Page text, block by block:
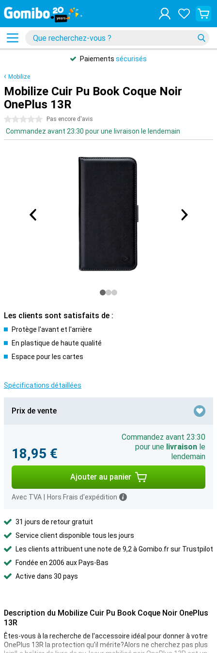
Paiements sécurisés
Mobilize
Mobilize Cuir Pu Book Coque Noir
OnePlus 13R
0 étoiles Pas encore d'avis
Commandez avant 23:30 pour une livraison le lendemain
Les clients sont satisfaits de :
Protège l'avant et l'arrière
En plastique de haute qualité
Espace pour les cartes
Spécifications détaillées
Prix de vente
18,95 €
Commandez avant 23:30
pour une livraison le
lendemain
Ajouter au panier
Avec TVA Hors Frais d'expédition
31 jours de retour gratuit
Service client disponible tous les jours
Les clients attribuent une note de 9,2 à Gomibo.fr sur Trustpilot
Fondée en 2006 aux Pays-Bas
Active dans 30 pays
Description du Mobilize Cuir Pu Book Coque Noir OnePlus
13R
Êtes-vous à la recherche de l'accessoire idéal pour donner à votre
OnePlus 13R la protection qu'il mérite?Alors ne cherchez pas plus